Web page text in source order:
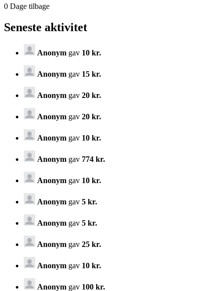
0 Dage tilbage
Seneste aktivitet
Anonym gav 10 kr.
Anonym gav 15 kr.
Anonym gav 20 kr.
Anonym gav 20 kr.
Anonym gav 10 kr.
Anonym gav 774 kr.
Anonym gav 10 kr.
Anonym gav 5 kr.
Anonym gav 5 kr.
Anonym gav 25 kr.
Anonym gav 10 kr.
Anonym gav 100 kr.